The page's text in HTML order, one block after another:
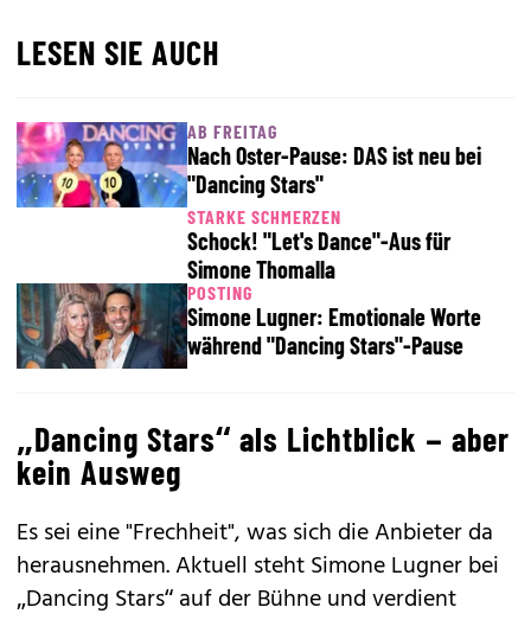
LESEN SIE AUCH
AB FREITAG
Nach Oster-Pause: DAS ist neu bei
"Dancing Stars"
STARKE SCHMERZEN
Schock! "Let's Dance"-Aus für
Simone Thomalla
POSTING
Simone Lugner: Emotionale Worte
während "Dancing Stars"-Pause
„Dancing Stars“ als Lichtblick – aber
kein Ausweg
Es sei eine "Frechheit", was sich die Anbieter da
herausnehmen. Aktuell steht Simone Lugner bei
„Dancing Stars“ auf der Bühne und verdient